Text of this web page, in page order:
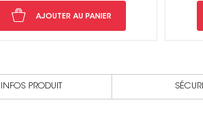
AJOUTER AU PANIER
INFOS PRODUIT